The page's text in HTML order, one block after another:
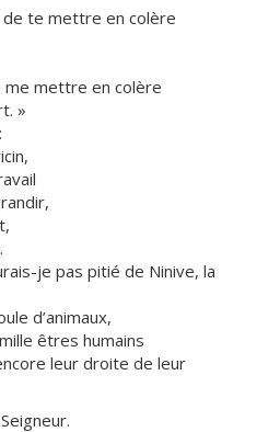
te mettre en colère
me mettre en colère
»
je pas pitié de Ninive, la
d’animaux,
êtres humains
leur droite de leur